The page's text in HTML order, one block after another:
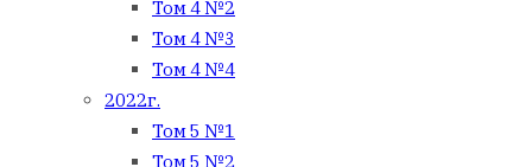
Том 4 №2
Том 4 №3
Том 4 №4
2022г.
Том 5 №1
Том 5 №2